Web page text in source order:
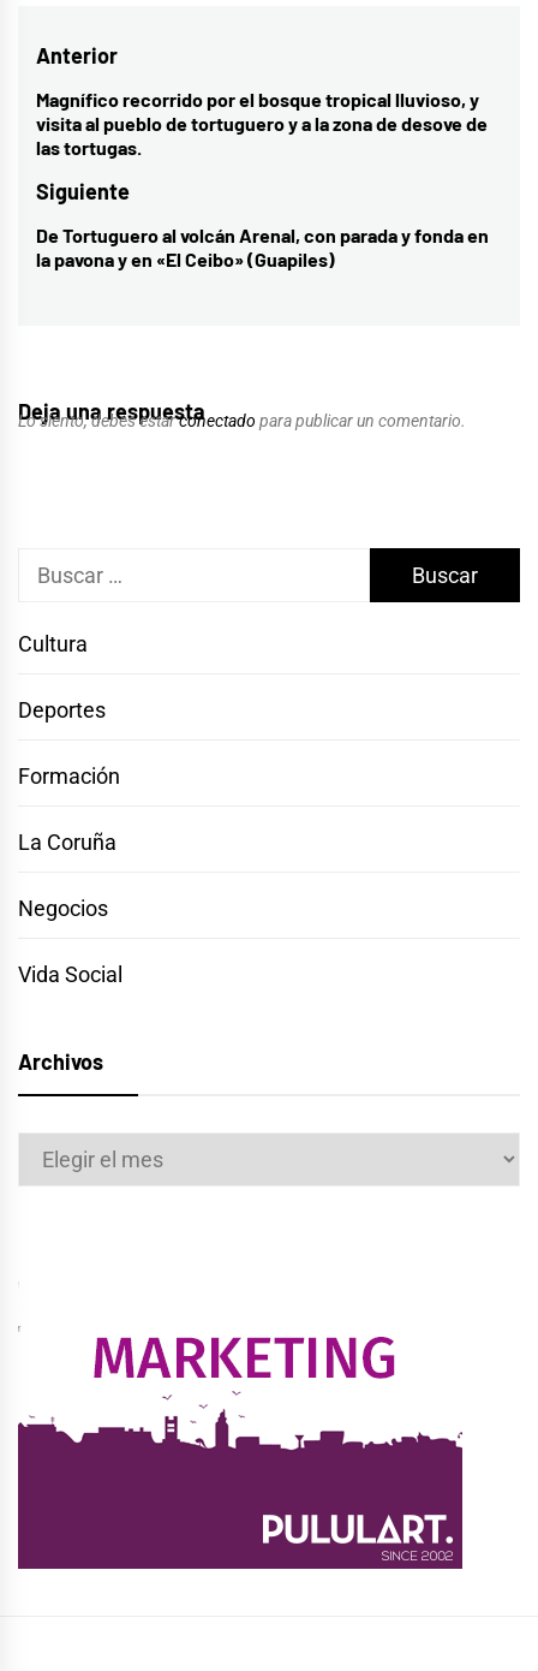
Navegación
de
entradas
Anterior
Entrada
anterior:
Magnífico recorrido por el bosque tropical lluvioso, y
visita al pueblo de tortuguero y a la zona de desove de
las tortugas.
Siguiente
Entrada
siguiente:
De Tortuguero al volcán Arenal, con parada y fonda en
la pavona y en «El Ceibo» (Guapiles)
Deja una respuesta
Lo siento, debes estarconectado para publicar un comentario.
Buscar:
Cultura
Deportes
Formación
La Coruña
Negocios
Vida Social
Archivos
Archivos